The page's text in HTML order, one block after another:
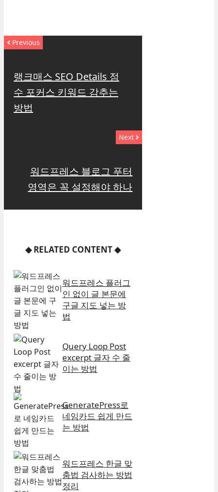
Previous
랭크매스 SEO Details 점
수 포커스 키워드 감추는
방법
Next
워드프레스 블로그 푸터
영역은 꼭 설정해야 하나
◆RELATED CONTENT◆
워드프레스 플러그
인 없이 글 본문에
구글 지도 넣는 방
법
Query Loop Post
excerpt 글자 수 줄
이는 방법
GeneratePress로
네임카드 쉽게 만드
는 방법
워드프레스 한글 맞
춤법 검사하는 방법
정리